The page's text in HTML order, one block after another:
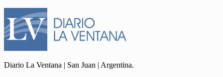
Diario La Ventana | San Juan | Argentina.